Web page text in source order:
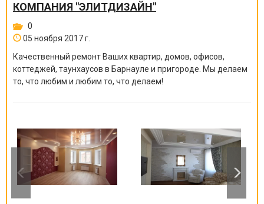
КОМПАНИЯ "ЭЛИТДИЗАЙН"
0
05 ноября 2017 г.
Качественный ремонт Ваших квартир, домов, офисов,
коттеджей, таунхаусов в Барнауле и пригороде. Мы делаем
то, что любим и любим то, что делаем!